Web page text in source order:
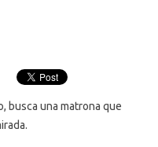
busca una matrona que